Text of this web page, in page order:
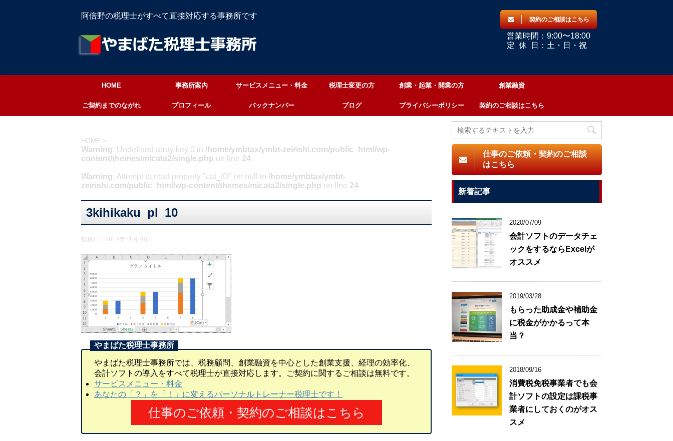
阿倍野の税理士がすべて直接対応する事務所です 契約のご相談はこちら
営業時間：9:00〜18:00
定 休 日：土・日・祝
HOME 事務所案内 サービスメニュー・料金 税理士変更の方 創業・起業・開業の方 創業融資
ご契約までのながれ プロフィール バックナンバー ブログ プライバシーポリシー 契約のご相談はこちら
HOME >
Warning: Undefined array key 0 in /home/ymbtax/ymbt-zeirishi.com/public_html/wp-
content/themes/micata2/single.php on line 24
Warning: Attempt to read property "cat_ID" on null in /home/ymbtax/ymbt-
zeirishi.com/public_html/wp-content/themes/micata2/single.php on line 24
3kihikaku_pl_10
投稿日： 2017年11月28日
やまばた税理士事務所では、税務顧問、創業融資を中心とした創業支援、経理の効率化、
会計ソフトの導入をすべて税理士が直接対応します。ご契約に関するご相談は無料です。
サービスメニュー・料金
あなたの「？」を「！」に変えるパーソナルトレーナー税理士です！
仕事のご依頼・契約のご相談はこちら
仕事のご依頼・契約のご相談
はこちら
新着記事
2020/07/09
会計ソフトのデータチェ
ックをするならExcelが
オススメ
2019/03/28
もらった助成金や補助金
に税金がかかるって本
当？
2018/09/16
消費税免税事業者でも会
計ソフトの設定は課税事
業者にしておくのがオス
スメ